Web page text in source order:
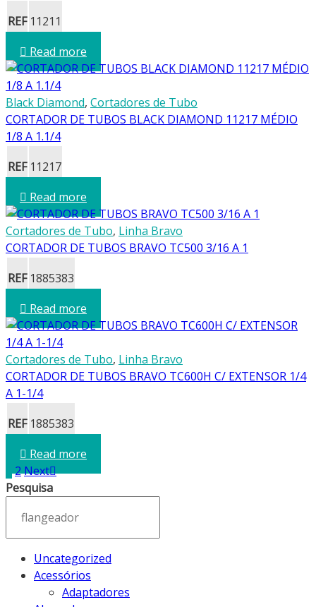
REF 11211
Read more
Black Diamond, Cortadores de Tubo
CORTADOR DE TUBOS BLACK DIAMOND 11217 MÉDIO
1/8 A 1.1/4
REF 11217
Read more
Cortadores de Tubo, Linha Bravo
CORTADOR DE TUBOS BRAVO TC500 3/16 A 1
REF 1885383
Read more
Cortadores de Tubo, Linha Bravo
CORTADOR DE TUBOS BRAVO TC600H C/ EXTENSOR 1/4
A 1-1/4
REF 1885383
Read more
2Next
Pesquisa
Uncategorized
Acessórios
Adaptadores